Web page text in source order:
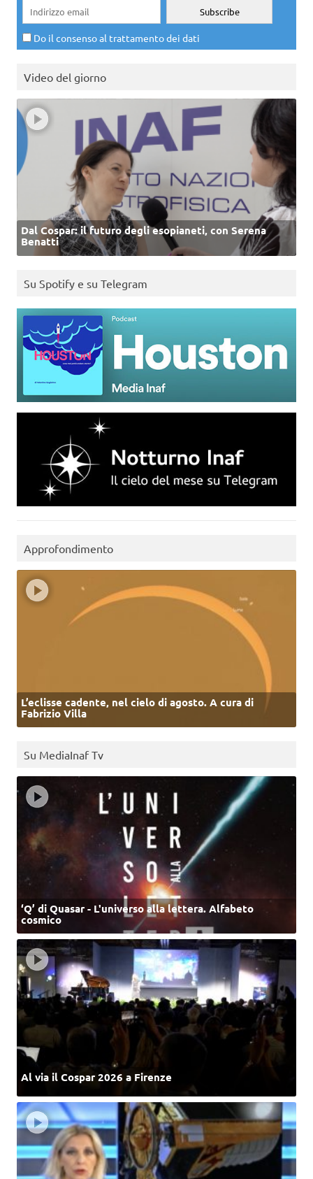
Do il consenso al trattamento dei dati
Video del giorno
Dal Cospar: il futuro degli esopianeti, con Serena
Benatti
Su Spotify e su Telegram
Approfondimento
L’eclisse cadente, nel cielo di agosto. A cura di
Fabrizio Villa
Su MediaInaf Tv
‘Q’ di Quasar - L'universo alla lettera. Alfabeto
cosmico
Al via il Cospar 2026 a Firenze